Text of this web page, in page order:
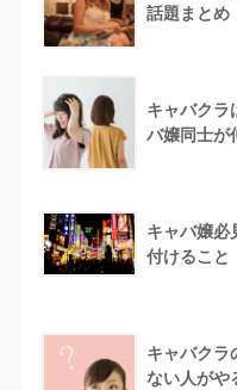
話題まとめ
キャバクラ
バ嬢同士が
キャバ嬢必
付けること
キャバクラ
ない人がや